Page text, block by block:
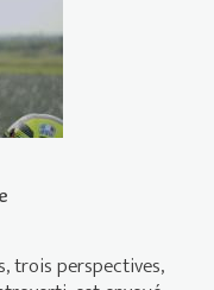
trois perspectives,